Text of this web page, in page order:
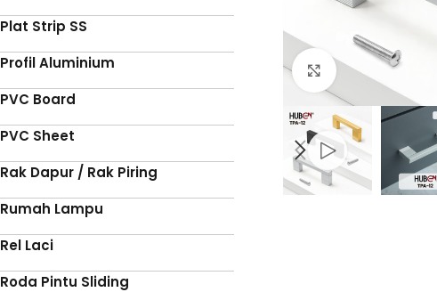
Plat Strip SS
Profil Aluminium
PVC Board
PVC Sheet
Rak Dapur / Rak Piring
Rumah Lampu
Rel Laci
Roda Pintu Sliding
Click to enlarge